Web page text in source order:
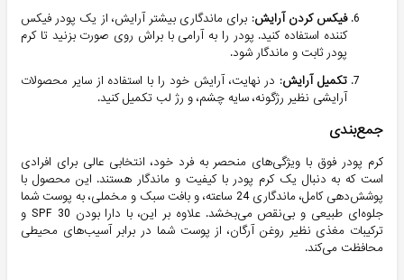
فیکس کردن آرایش: برای ماندگاری بیشتر آرایش، از یک پودر فیکس
کننده استفاده کنید. پودر را به آرامی با براش روی صورت بزنید تا کرم
پودر ثابت و ماندگار شود.
تکمیل آرایش: در نهایت، آرایش خود را با استفاده از سایر محصولات
آرایشی نظیر رژگونه، سایه چشم، و رژ لب تکمیل کنید.
جمع‌بندی
کرم پودر فوق با ویژگی‌های منحصر به فرد خود، انتخابی عالی برای افرادی
است که به دنبال یک کرم پودر با کیفیت و ماندگار هستند. این محصول با
پوشش‌دهی کامل، ماندگاری 24 ساعته، و بافت سبک و مخملی، به پوست شما
جلوه‌ای طبیعی و بی‌نقص می‌بخشد. علاوه بر این، با دارا بودن SPF 30 و
ترکیبات مغذی نظیر روغن آرگان، از پوست شما در برابر آسیب‌های محیطی
محافظت می‌کند.